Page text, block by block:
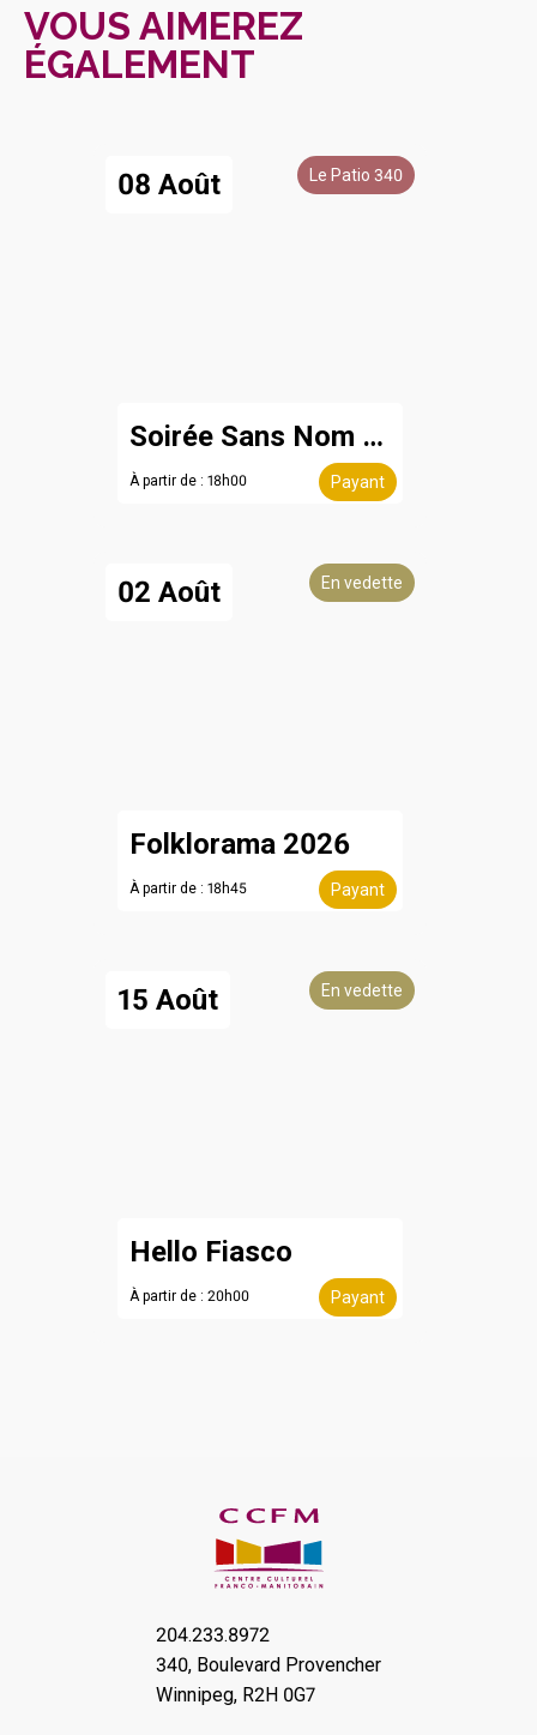
VOUS AIMEREZ
ÉGALEMENT
08 Août Le Patio 340
Soirée Sans Nom - 8 août
À partir de : 18h00 Payant
02 Août En vedette
Folklorama 2026
À partir de : 18h45 Payant
15 Août En vedette
Hello Fiasco
À partir de : 20h00 Payant
204.233.8972
340, Boulevard Provencher
Winnipeg, R2H 0G7